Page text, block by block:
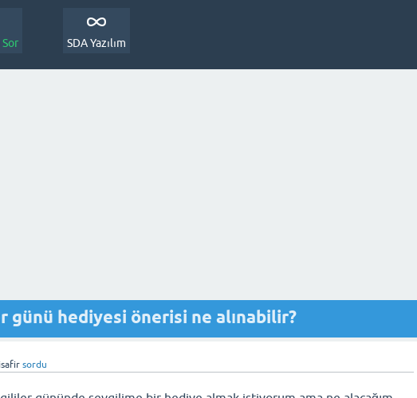
Sor SDA Yazılım
günü hediyesi önerisi ne alınabilir?
sordu